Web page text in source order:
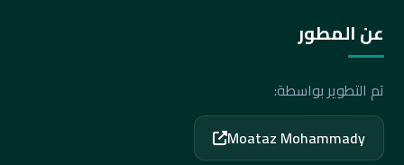
عن المطور
تم التطوير بواسطة:
Moataz Mohammady